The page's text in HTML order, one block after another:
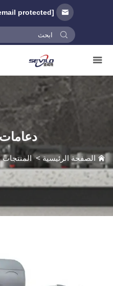
[email protected]
الصفحة الرئيسية>المنتجات